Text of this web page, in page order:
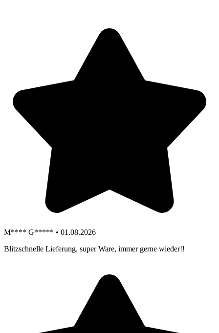
M**** G***** • 01.08.2026
Blitzschnelle Lieferung, super Ware, immer gerne wieder!!